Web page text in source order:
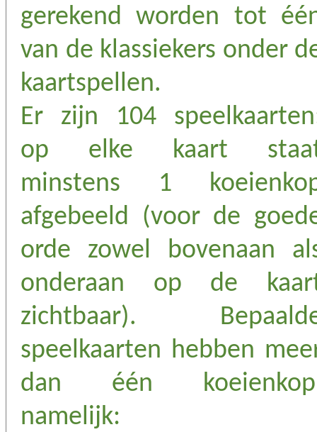
gerekend worden tot
van de klassiekers onder
kaartspellen.
Er zijn 104
op elke kaart
minstens 1
afgebeeld (voor de
orde zowel bovenaan
onderaan op de
zichtbaar).
speelkaarten hebben
dan één
namelijk: